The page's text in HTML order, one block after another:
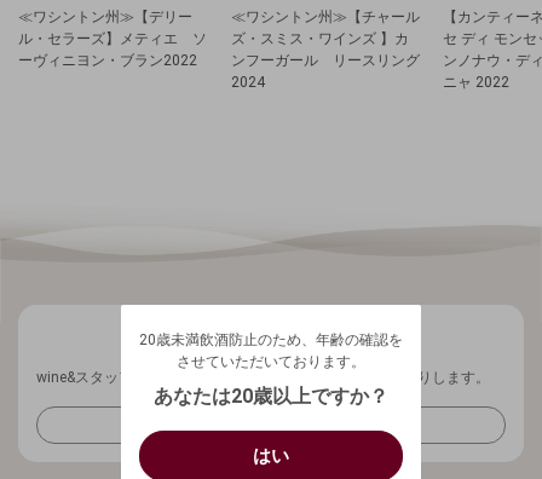
≪ワシントン州≫【デリー
ル・セラーズ】メティエ ソ
ーヴィニヨン・ブラン2022
≪ワシントン州≫【チャール
ズ・スミス・ワインズ 】カ
ンフーガール リースリング
2024
【カンティー
セ ディ モン
ンノナウ・デ
ニャ 2022
wine&スタッフから、ワインに関する最新情報を週1回お送りします。
20歳未満飲酒防止のため、年齢の確認を
させていただいております。
あなたは20歳以上ですか？
はい
生年月日を入力してください。
西暦
/
ログアウトします。よろしいですか？